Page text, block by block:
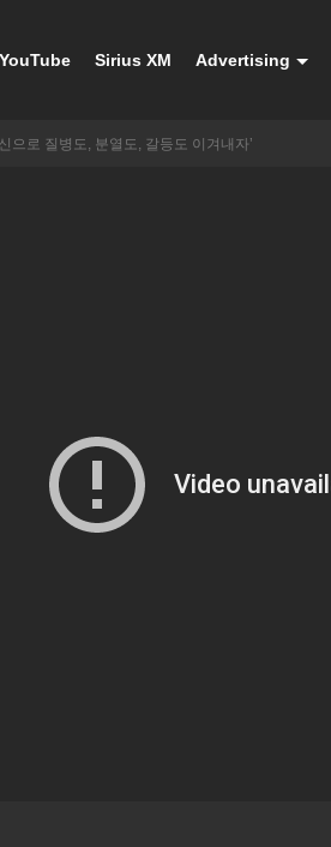
Sirius XM Advertising
으로 질병도, 분열도, 갈등도 이겨내자’